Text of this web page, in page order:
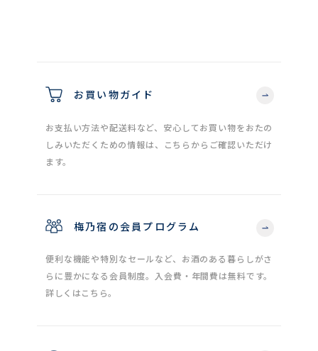
お買い物ガイド
お支払い方法や配送料など、安心してお買い物をおたの
しみいただくための情報は、こちらからご確認いただけ
ます。
梅乃宿の会員プログラム
便利な機能や特別なセールなど、お酒のある暮らしがさ
らに豊かになる会員制度。入会費・年間費は無料です。
詳しくはこちら。